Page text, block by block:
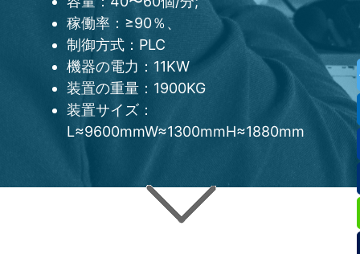
稼働率：≥90％、
制御方式：PLC
機器の電力：11KW
装置の重量：1900KG
装置サイズ：
L≈9600mmW≈1300mmH≈1880mm